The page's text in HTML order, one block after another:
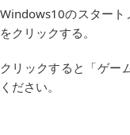
Windows10のスタート
をクリックする。
クリックすると「ゲー
ください。